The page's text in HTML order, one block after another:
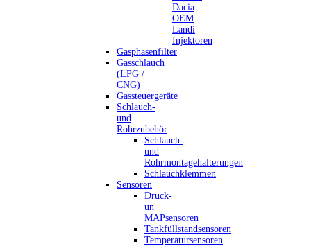
Dacia
OEM
Landi
Injektoren
Gasphasenfilter
Gasschlauch
(LPG /
CNG)
Gassteuergeräte
Schlauch-
und
Rohrzubehör
Schlauch-
und
Rohrmontagehalterungen
Schlauchklemmen
Sensoren
Druck-
un
MAPsensoren
Tankfüllstandsensoren
Temperatursensoren